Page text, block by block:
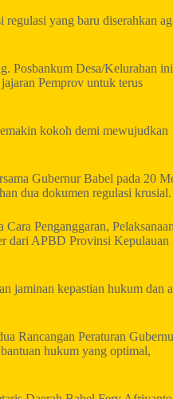
yang baru diserahkan
Posbankum Desa/Kelurahan
Pemprov untuk terus
kokoh demi mewujudkan
Gubernur Babel pada 20
dua dokumen regulasi krusial.
Penganggaran,
dari APBD Provinsi Kepulauan
jaminan kepastian hukum dan
Rancangan Peraturan
hukum yang optimal,